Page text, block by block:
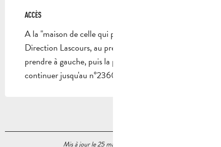
ACCÈS
ACCÈS
A la "maison de celle qui peint", prendre
Direction Lascours, au premier rond point
prendre à gauche, puis la première à droite,
continuer jusqu'au n°2360.
Mis à jour le 25 mars 2026 à 15:49